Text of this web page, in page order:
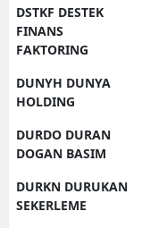
DSTKF DESTEK
FINANS
FAKTORING
DUNYH DUNYA
HOLDING
DURDO DURAN
DOGAN BASIM
DURKN DURUKAN
SEKERLEME